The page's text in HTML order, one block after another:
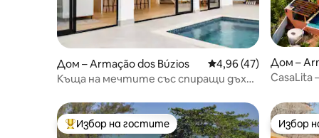
Дом – Armação dos Búzios Средна оценка: 4,96
4,96 (47)
Къща на мечтите със спиращи дъха
Дом –
CasaLita
Най-популярен избор на гостите
Избор на гостите Избор
Избор